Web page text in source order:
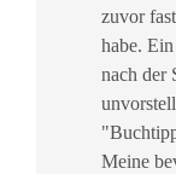
zuvor
habe.
nach der
Meine